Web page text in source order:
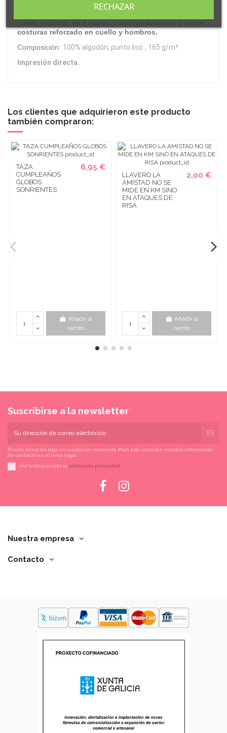
costuras reforzado en cuello y hombros.
Composición: 100% algodón, punto liso , 165 g/m².
Impresión directa.
Los clientes que adquirieron este producto
también compraron:
TAZA
CUMPLEAÑOS
GLOBOS
SONRIENTES
6,95 €
Añadir al
carrito
LLAVERO LA
AMISTAD NO SE
MIDE EN KM SINO
EN ATAQUES DE
RISA
2,00 €
Añadir al
carrito
Suscribirse a la newsletter
Puede darse de baja en cualquier momento. Para ello, consulte nuestra información
de contacto en el aviso legal.
He leído y acepto la política de privacidad
Nuestra empresa
Contacto
RECHAZAR